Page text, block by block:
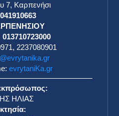
7, Καρπενήσι
2237080901
evrytaniKa.gr
ΗΛΙΑΣ